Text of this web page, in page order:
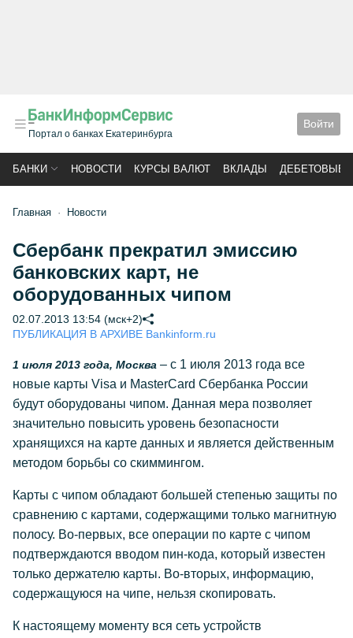
Портал о банках Екатеринбурга
Войти
БАНКИ НОВОСТИ КУРСЫ ВАЛЮТ ВКЛАДЫ ДЕБЕТОВЫЕ
Главная Новости
Сбербанк прекратил эмиссию
банковских карт, не
оборудованных чипом
02.07.2013 13:54 (мск+2)
ПУБЛИКАЦИЯ В АРХИВЕ Bankinform.ru
1 июля 2013 года, Москва – с 1 июля 2013 года все
новые карты Visa и MasterCard Сбербанка России
будут оборудованы чипом. Данная мера позволяет
значительно повысить уровень безопасности
хранящихся на карте данных и является действенным
методом борьбы со скиммингом.
Карты с чипом обладают большей степенью защиты по
сравнению с картами, содержащими только магнитную
полосу. Во-первых, все операции по карте с чипом
подтверждаются вводом пин-кода, который известен
только держателю карты. Во-вторых, информацию,
содержащуюся на чипе, нельзя скопировать.
К настоящему моменту вся сеть устройств